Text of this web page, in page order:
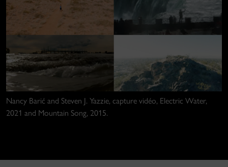
Nancy Barić and Steven J. Yazzie, capture vidéo, Electric Water,
2021 and Mountain Song, 2015.